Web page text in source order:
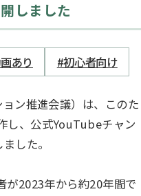
しました
あり #初心者向け
ン推進会議）は、このた
し、公式YouTubeチャン
した。
が2023年から約20年間で